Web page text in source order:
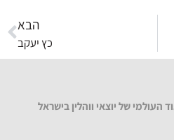
הבא
כץ יעקב